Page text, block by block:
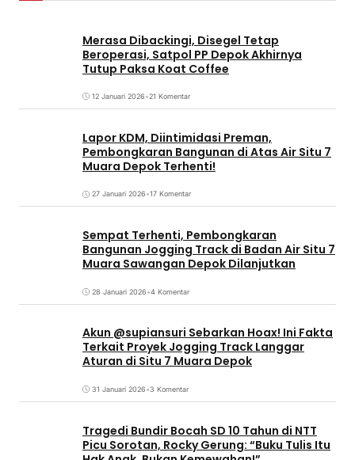
Merasa Dibackingi, Disegel Tetap
Beroperasi, Satpol PP Depok Akhirnya
Tutup Paksa Koat Coffee
12 Januari 2026•21 Komentar
Lapor KDM, Diintimidasi Preman,
Pembongkaran Bangunan di Atas Air Situ 7
Muara Depok Terhenti!
27 Januari 2026•17 Komentar
Sempat Terhenti, Pembongkaran
Bangunan Jogging Track di Badan Air Situ 7
Muara Sawangan Depok Dilanjutkan
28 Januari 2026•4 Komentar
Akun @supiansuri Sebarkan Hoax! Ini Fakta
Terkait Proyek Jogging Track Langgar
Aturan di Situ 7 Muara Depok
31 Januari 2026•3 Komentar
Tragedi Bundir Bocah SD 10 Tahun di NTT
Picu Sorotan, Rocky Gerung: “Buku Tulis Itu